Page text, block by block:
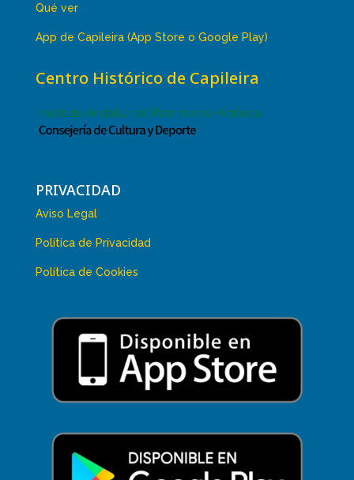
Qué ver
App de Capileira (App Store o Google Play)
Centro Histórico de Capileira
PRIVACIDAD
Aviso Legal
Política de Privacidad
Política de Cookies